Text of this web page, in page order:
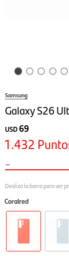
Samsung
Galaxy S26
USD69
1.432
-
Coralred